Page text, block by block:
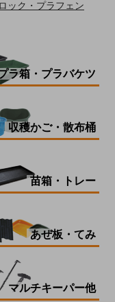
ック・プラフェン
ラ箱・プラバケツ
収穫かご・散布桶
苗箱・トレー
あぜ板・てみ
マルチキーパー他